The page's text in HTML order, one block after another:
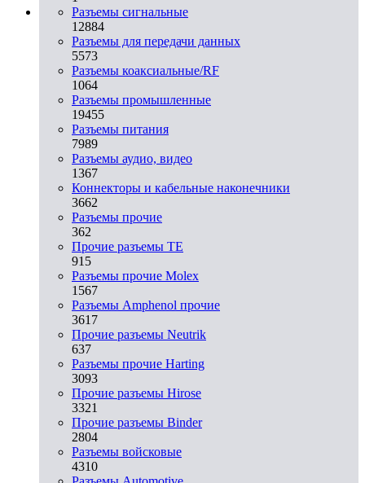
Разъeмы сигнальные
12884
Разъeмы для передачи данных
5573
Разъeмы коаксиальные/RF
1064
Разъeмы промышленные
19455
Разъeмы питания
7989
Разъeмы аудио, видео
1367
Коннекторы и кабельные наконечники
3662
Разъeмы прочие
362
Прочие разъемы TE
915
Разъемы прочие Molex
1567
Разъемы Amphenol прочие
3617
Прочие разъемы Neutrik
637
Разъемы прочие Harting
3093
Прочие разъемы Hirose
3321
Прочие разъемы Binder
2804
Разъемы войсковые
4310